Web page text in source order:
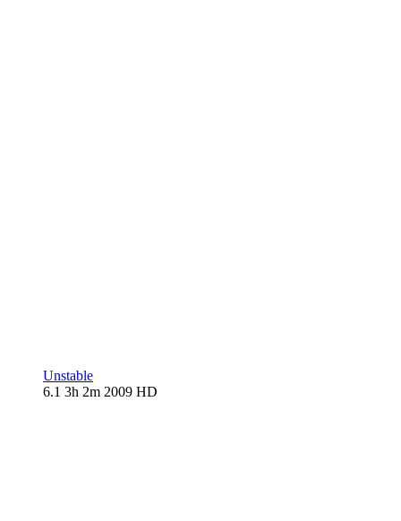
Unstable
6.1 3h 2m 2009 HD